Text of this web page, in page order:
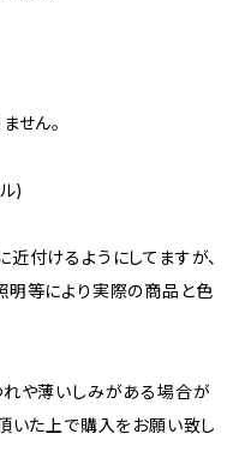
せん。
)
付けるようにしてますが、
明等により実際の商品と色
や薄いしみがある場合が
いた上で購入をお願い致し